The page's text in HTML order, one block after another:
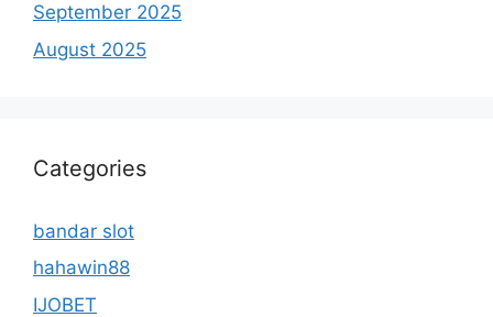
September 2025
August 2025
Categories
bandar slot
hahawin88
IJOBET